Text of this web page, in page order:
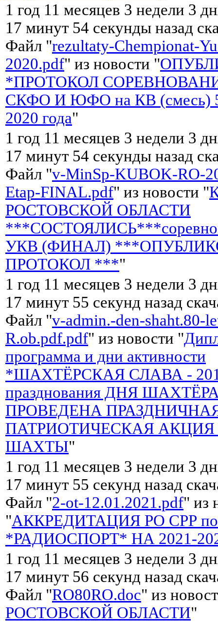
1 год 11 месяцев 3 недели 3
17 минут 54 секунды назад
Файл "rezultaty-Chempionat-
2020.pdf" из новости "
*ПРОТОКОЛ
СКФО И ЮФО на КВ (смесь) 5
2020 года"
1 год 11 месяцев 3 недели 3
17 минут 54 секунды назад
Файл "v-MinSp-KUBOK-RO-
Etap-FINAL.pdf" из новости "
РОСТОВСКОЙ ОБЛАСТИ
УКВ (ФИНАЛ)
ПРОТОКОЛ ***"
1 год 11 месяцев 3 недели 3
17 минут 55 секунд назад
Файл "v-admin.-den-shaht.80-
R.ob.pdf.pdf" из новости "
программа и дни активности
*ШАХТЁРСКАЯ СЛАВА -
празднования ДНЯ
ПРОВЕДЕНА
ПАТРИОТИЧЕСКАЯ АКЦИЯ
ШАХТЫ"
1 год 11 месяцев 3 недели 3
17 минут 55 секунд назад
Файл "2-ot-12.01.2021.pdf" из
"АККРЕДИТАЦИЯ РО СРР по
*РАДИОСПОРТ* НА 2021-
1 год 11 месяцев 3 недели 3
17 минут 56 секунд назад
Файл "RO80RO.doc" из
РОСТОВСКОЙ ОБЛАСТИ"